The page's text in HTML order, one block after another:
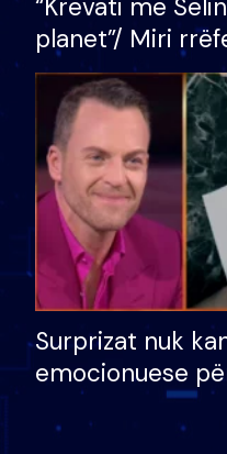
“Krevati me
planet”/ Miri
bukura në
mungojë zilja e
Surprizat nuk
emocionuese
nëna dhe
nuk i mban dot